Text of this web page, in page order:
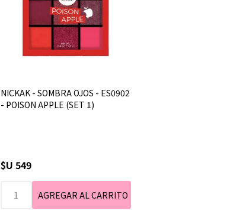
NICKAK - SOMBRA OJOS - ES0902
- POISON APPLE (SET 1)
$U 549